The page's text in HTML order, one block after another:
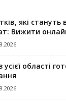
які
Вижити
області